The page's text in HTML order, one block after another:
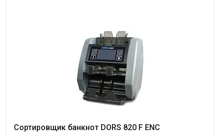
Сортировщик банкнот DORS 820 F ENC